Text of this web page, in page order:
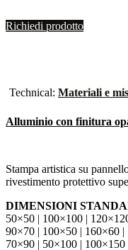
Richiedi prodotto
Technical: Materiali e
Alluminio con finitura
Stampa artistica su
rivestimento protettivo
DIMENSIONI
50×50 | 100×100 |
90×70 | 100×50 | 160×60
70×90 | 50×100 |